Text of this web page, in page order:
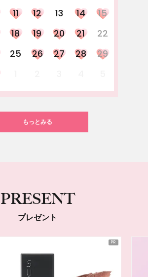
11 12 13 14
15
18 19 20 21
22
25 26 27 28
29
もっとみる
PRESENT
プレゼント